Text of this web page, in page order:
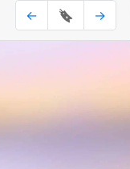
← 🔖 →